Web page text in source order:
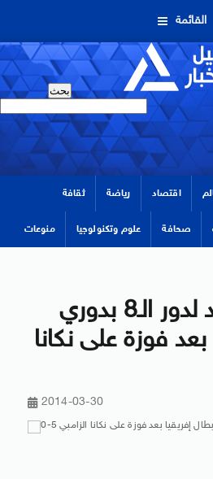
القائمة
اقتصاد رياضة ثقافة
صحافة علوم وتكنولوجيا منوعات
الزمالك يصعد لدور الـ8 بدوري
بعد فوزة على نكانا
2014-03-30